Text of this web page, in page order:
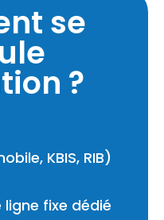
se
?
KBIS, RIB)
fixe dédié